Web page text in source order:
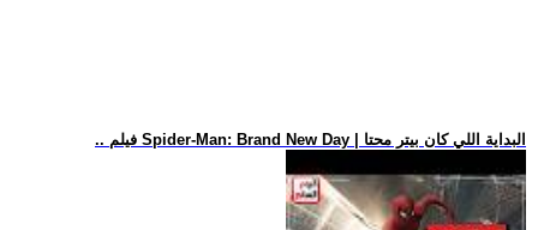
.. فيلم Spider-Man: Brand New Day | البداية اللي كان بيتر محتا